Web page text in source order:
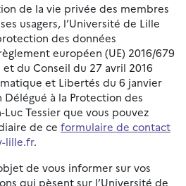
de la vie privée des membres
usagers, l’Université de Lille
des données
européen (UE) 2016/679
du Conseil du 27 avril 2016
et Libertés du 6 janvier
Délégué à la Protection des
Luc Tessier que vous pouvez
de ce formulaire de contact
lille.fr.
de vous informer sur vos
qui pèsent sur l’Université de